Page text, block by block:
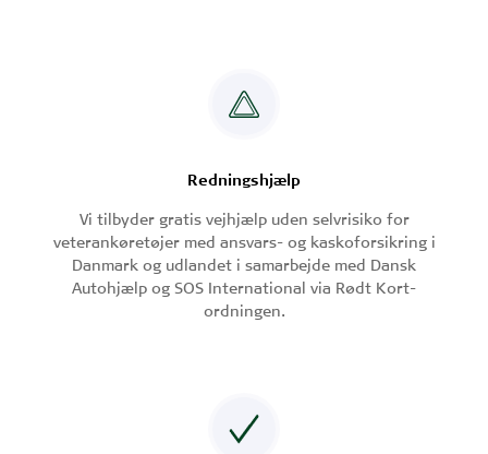
Redningshjælp
Vi tilbyder gratis vejhjælp uden selvrisiko for
veterankøretøjer med ansvars- og kaskoforsikring i
Danmark og udlandet i samarbejde med Dansk
Autohjælp og SOS International via Rødt Kort-
ordningen.